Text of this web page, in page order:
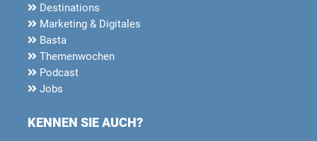
Destinations
Marketing & Digitales
Basta
Themenwochen
Podcast
Jobs
KENNEN SIE AUCH?